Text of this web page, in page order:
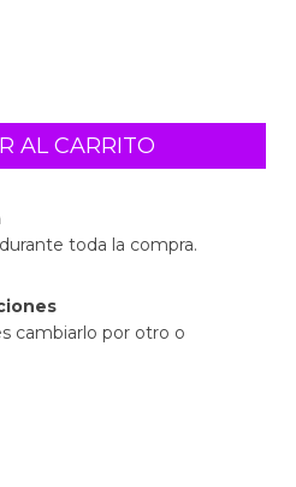
toda la compra.
cambiarlo por otro o